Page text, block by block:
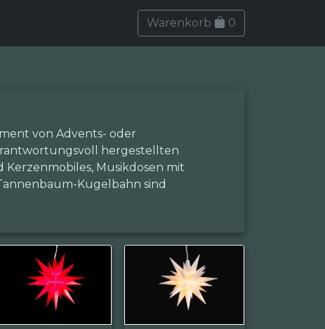
Warenkorb 0
von Advents- oder
hergestellten
Musikdosen mit
Kugelbahn sind